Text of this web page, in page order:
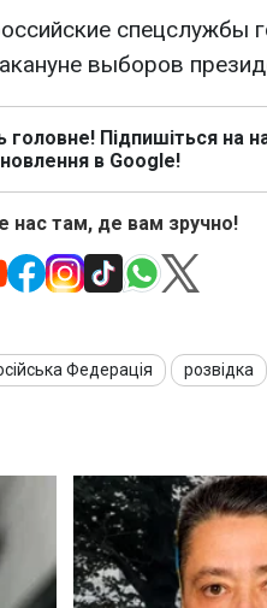
спецслужбы
выборов
головне! Підпишіться на
в Google!
нас там, де вам зручно!
Федерація розвідка